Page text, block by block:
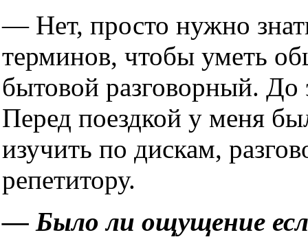
— Нет, просто нужно
терминов, чтобы уметь
бытовой разговорный.
Перед поездкой у меня
изучить по дискам,
репетитору.
— Было ли ощущение